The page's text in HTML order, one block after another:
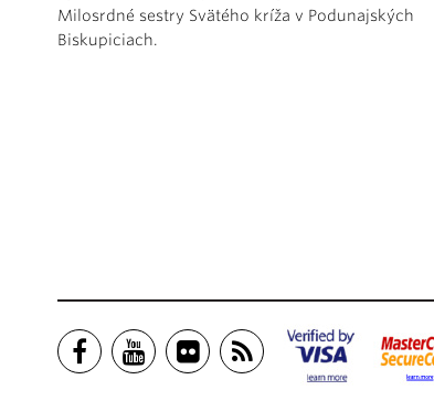
Milosrdné sestry Svätého kríža v Podunajských
Biskupiciach.